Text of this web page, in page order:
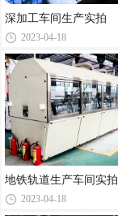
深加工车间生产实拍
2023-04-18
地铁轨道生产车间实拍
2023-04-18